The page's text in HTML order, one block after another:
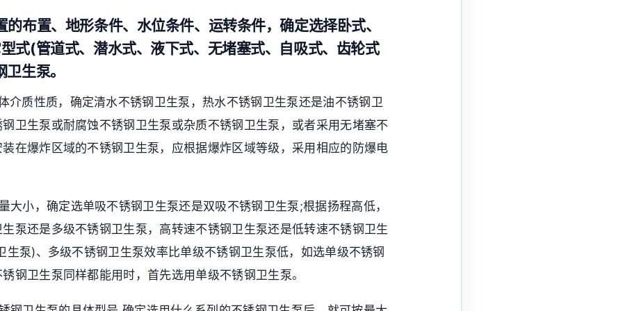
的布置、地形条件、水位条件、运转条件，确定选择卧式、
式(管道式、潜水式、液下式、无堵塞式、自吸式、齿轮式
生泵。
介质性质，确定清水不锈钢卫生泵，热水不锈钢卫生泵还是油不锈钢卫
卫生泵或耐腐蚀不锈钢卫生泵或杂质不锈钢卫生泵，或者采用无堵塞不
在爆炸区域的不锈钢卫生泵，应根据爆炸区域等级，采用相应的防爆电
大小，确定选单吸不锈钢卫生泵还是双吸不锈钢卫生泵;根据扬程高低，
泵还是多级不锈钢卫生泵，高转速不锈钢卫生泵还是低转速不锈钢卫生
生泵)、多级不锈钢卫生泵效率比单级不锈钢卫生泵低，如选单级不锈钢
钢卫生泵同样都能用时，首先选用单级不锈钢卫生泵。